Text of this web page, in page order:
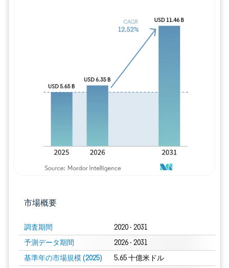
市場概要
調査期間 2020 - 2031
予測データ期間 2026 - 2031
基準年の市場規模 (2025) 5.65 十億米ドル
画像 © Mordor Intelligence。再利用には